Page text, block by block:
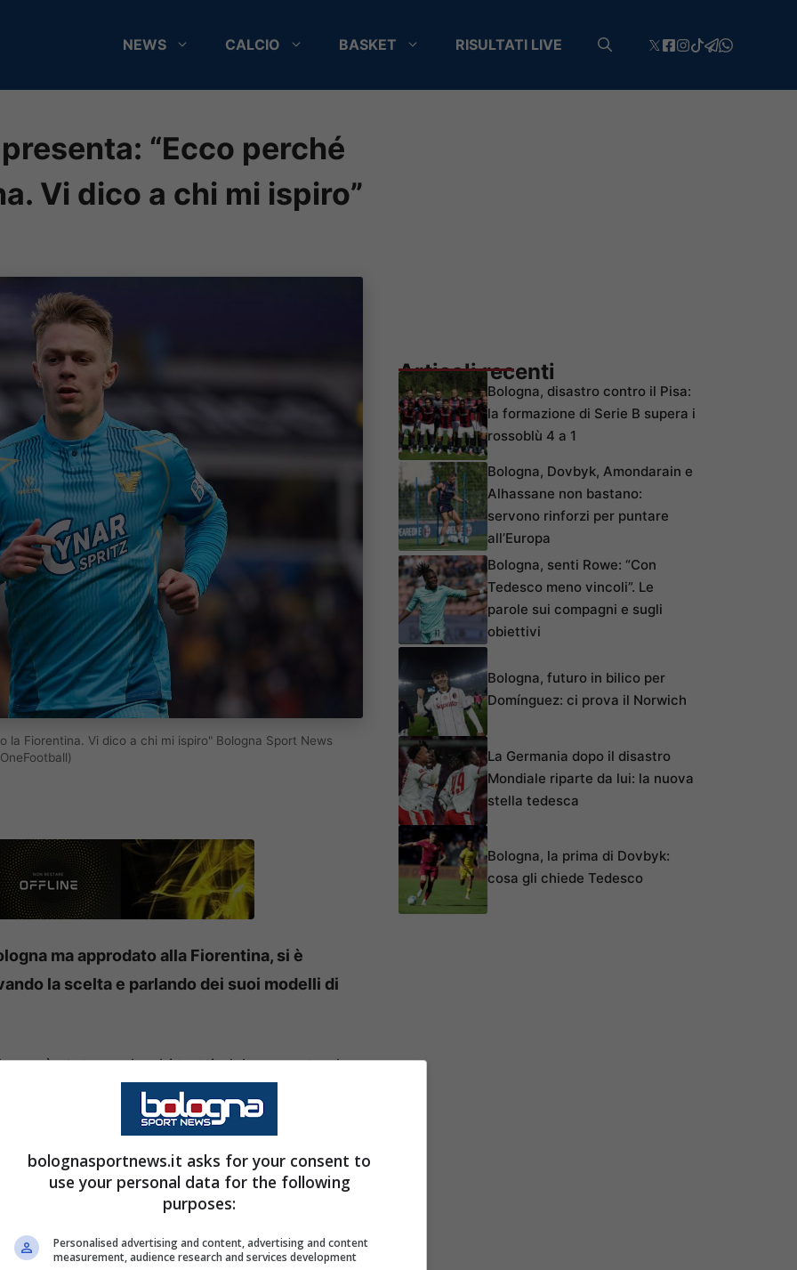
NEWS CALCIO BASKET RISULTATI LIVE
“Ecco perché
Vi dico a chi mi ispiro”
Fiorentina. Vi dico a chi mi ispiro" Bologna Sport News
ma approdato alla Fiorentina, si è
la scelta e parlando dei suoi modelli di
è stato per larghi tratti, dal momento che
a
Nicolussi Caviglia , approdato però alla
ha parlato oggi in conferenza stampa
riportare di seguito un estratto delle sue
sul perché ha scelto Firenze
Articoli recenti
Bologna, disastro contro il Pisa:
la formazione di Serie B supera i
rossoblù 4 a 1
Bologna, Dovbyk, Amondarain e
Alhassane non bastano:
servono rinforzi per puntare
all’Europa
Bologna, senti Rowe: “Con
Tedesco meno vincoli”. Le
parole sui compagni e sugli
obiettivi
Bologna, futuro in bilico per
Domínguez: ci prova il Norwich
La Germania dopo il disastro
Mondiale riparte da lui: la nuova
stella tedesca
Bologna, la prima di Dovbyk:
cosa gli chiede Tedesco
bolognasportnews.it asks for your consent to
use your personal data for the following
purposes:
Personalised advertising and content, advertising and content
measurement, audience research and services development